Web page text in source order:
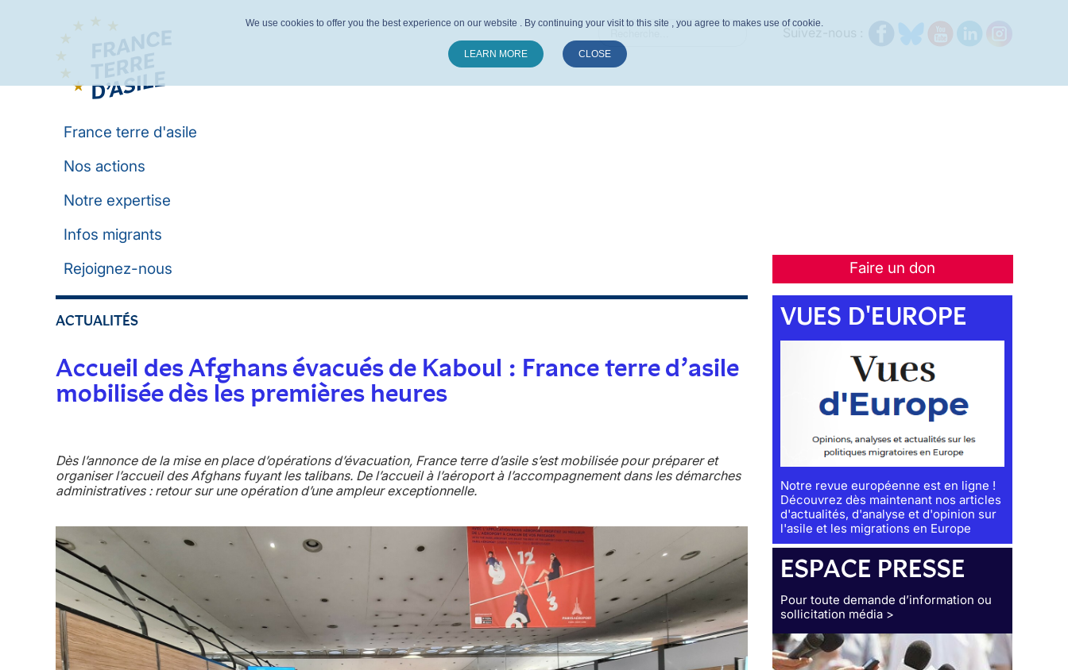
France terre d'asile
Nos actions
Notre expertise
Infos migrants
Faire un don
Rejoignez-nous
ACTUALITÉS
Accueil des Afghans évacués de Kaboul : France terre d’asile
mobilisée dès les premières heures
Dès l’annonce de la mise en place d’opérations d’évacuation, France terre d’asile s’est mobilisée pour préparer et
organiser l’accueil des Afghans fuyant les talibans. De l’accueil à l’aéroport à l’accompagnement dans les démarches
administratives : retour sur une opération d’une ampleur exceptionnelle.
VUES D'EUROPE
Notre revue européenne est en ligne !
Découvrez dès maintenant nos articles
d'actualités, d'analyse et d'opinion sur
l'asile et les migrations en Europe
ESPACE PRESSE
Pour toute demande d’information ou
sollicitation média >
We use cookies to offer you the best experience on our website . By continuing your visit to this site , you agree to makes use of cookie.
LEARN MORE CLOSE